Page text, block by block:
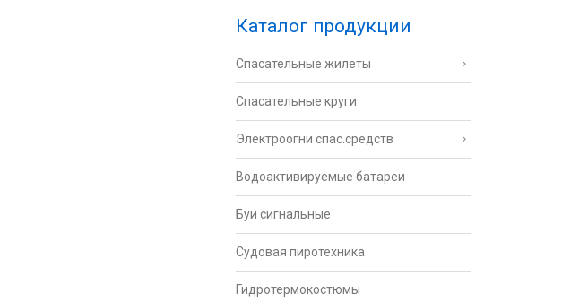
Каталог продукции
Спасательные жилеты
Спасательные круги
Электроогни спас.средств
Водоактивируемые батареи
Буи сигнальные
Судовая пиротехника
Гидротермокостюмы